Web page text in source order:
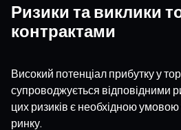
Ризики та виклики
контрактами
Високий потенціал прибутку у
супроводжується відповідними
цих ризиків є необхідною умовою
ринку.